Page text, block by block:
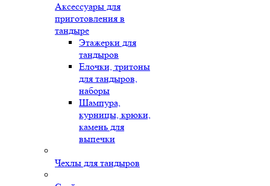
Аксессуары для
приготовления в
тандыре
Этажерки для
тандыров
Елочки, тритоны
для тандыров,
наборы
Шампура,
курницы, крюки,
камень для
выпечки
Чехлы для тандыров